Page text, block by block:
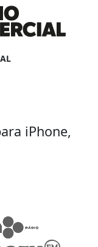
iPhone,